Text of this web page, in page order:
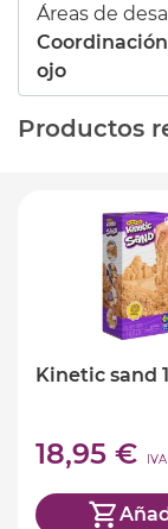
Áreas de
ojo
Productos
Kinetic sand
18,95 €